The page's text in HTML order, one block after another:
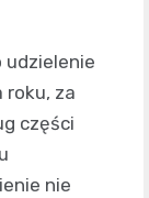
udzielenie
roku, za
części
nie